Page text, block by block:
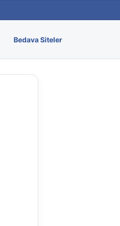
Bedava Siteler